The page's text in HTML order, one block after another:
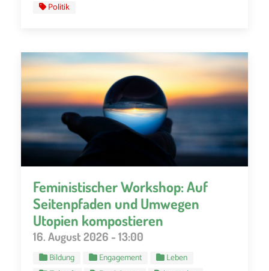
Politik
Feministischer Workshop: Auf
Seitenpfaden und Umwegen
Utopien kompostieren
16. August 2026 - 13:00
Bildung Engagement
Leben